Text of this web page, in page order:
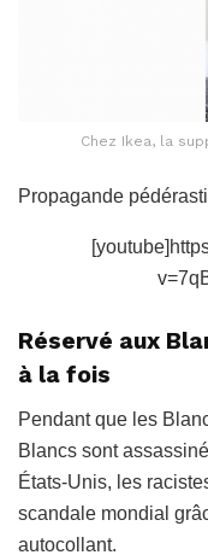
Chez Ikea, la
Propagande
Réservé aux
à la fois
Pendant que les
Blancs sont
États-Unis, les
scandale mondial
autocollant.